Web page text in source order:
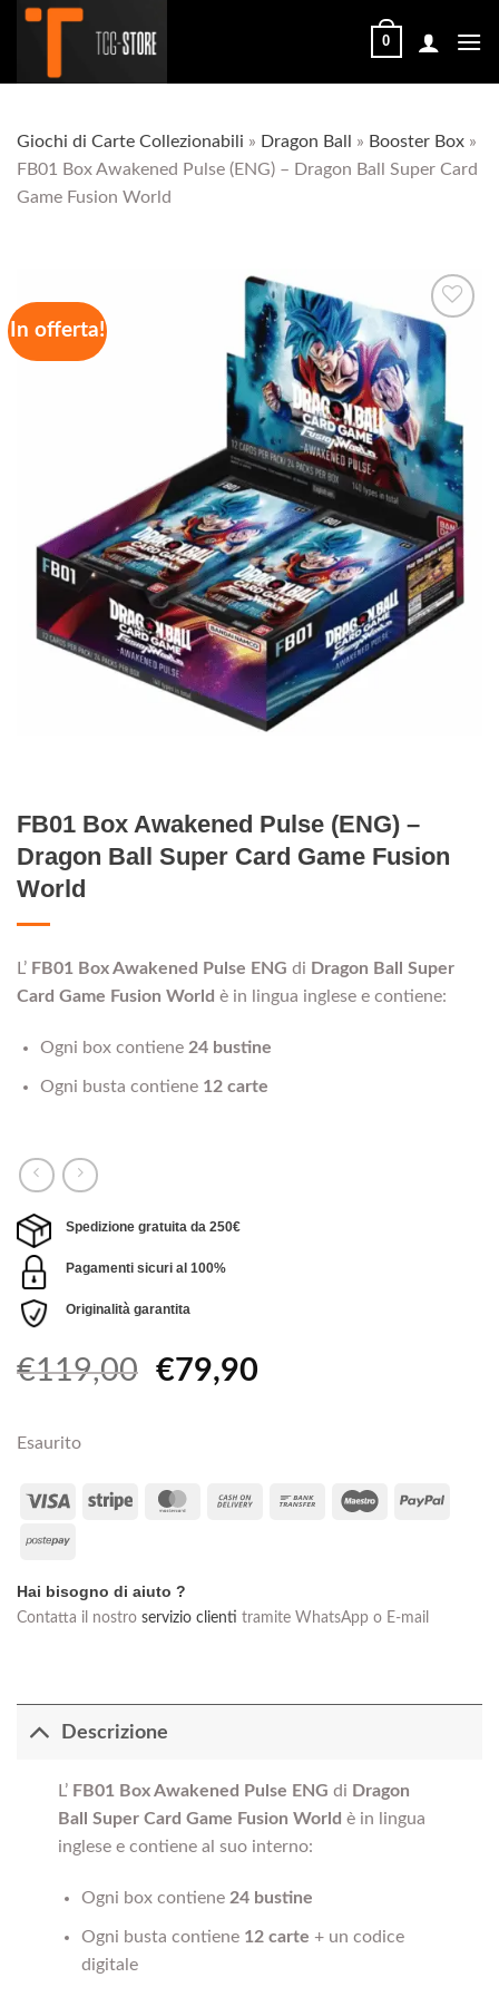
Salta
0
Giochi di Carte Collezionabili » Dragon Ball » Booster Box »
FB01 Box Awakened Pulse (ENG) – Dragon Ball Super Card
Game Fusion World
In offerta!
Aggiungi
alla lista
dei
desideri
FB01 Box Awakened Pulse (ENG) –
Dragon Ball Super Card Game Fusion
World
L’ FB01 Box Awakened Pulse ENG di Dragon Ball Super
Card Game Fusion World è in lingua inglese e contiene:
Ogni box contiene 24 bustine
Ogni busta contiene 12 carte
Spedizione gratuita da 250€
Pagamenti sicuri al 100%
Originalità garantita
€119,00 Il
€119,00.
€79,90Il
€79,90.
Esaurito
Visa Stripe MasterCard
Cash
Bank
MaestroPayPal
Postepay
Hai bisogno di aiuto ?
Contatta il nostro servizio clienti tramite WhatsApp o E-mail
Descrizione
L’FB01 Box Awakened Pulse ENG di Dragon
Ball Super Card Game Fusion World è in lingua
inglese e contiene al suo interno:
Ogni box contiene 24 bustine
Ogni busta contiene 12 carte + un codice
digitale